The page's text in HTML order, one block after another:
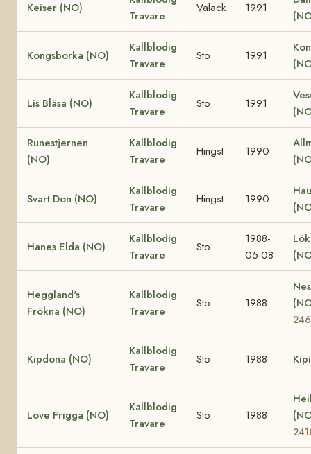
Keiser (NO)
Travare
Valack 1991
Kongsborka (NO)
Kallblodig
Travare
Sto 1991
Lis Bläsa (NO)
Kallblodig
Travare
Sto 1991
Runestjernen
(NO)
Kallblodig
Travare
Hingst 1990
Svart Don (NO)
Kallblodig
Travare
Hingst 1990
Hanes Elda (NO)
Kallblodig
Travare
Sto
1988-
05-08
Heggland's
Frökna (NO)
Kallblodig
Travare
Sto 1988
Kipdona (NO)
Kallblodig
Travare
Sto 1988
Löve Frigga (NO)
Kallblodig
Travare
Sto 1988